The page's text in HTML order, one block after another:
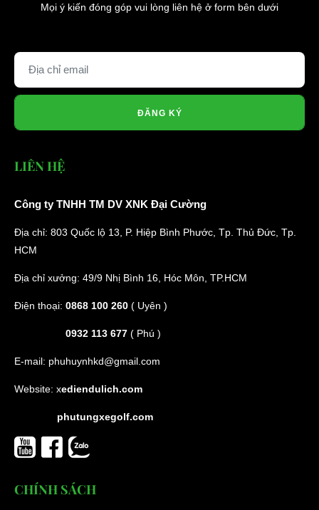
Mọi ý kiến đóng góp vui lòng liên hệ ở form bên dưới
ĐĂNG KÝ
LIÊN HỆ
Công ty TNHH TM DV XNK Đại Cường
Địa chỉ: 803 Quốc lộ 13, P. Hiệp Bình Phước, Tp. Thủ Đức, Tp.
HCM
Địa chỉ xưởng: 49/9 Nhị Bình 16, Hóc Môn, TP.HCM
Điện thoại: 0868 100 260 ( Uyên )
0932 113 677 ( Phú )
E-mail: phuhuynhkd@gmail.com
Website: xediendulich.com
phutungxegolf.com
CHÍNH SÁCH